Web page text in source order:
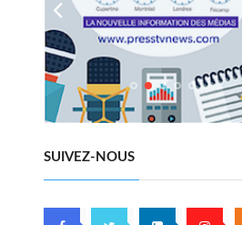
SUIVEZ-NOUS